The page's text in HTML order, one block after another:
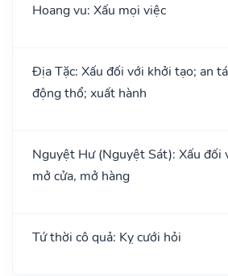
Hoang vu: Xấu mọi việc
Địa Tặc: Xấu đối với khởi tạo; an
động thổ; xuất hành
Nguyệt Hư (Nguyệt Sát): Xấu đối
mở cửa, mở hàng
Tứ thời cô quả: Kỵ cưới hỏi